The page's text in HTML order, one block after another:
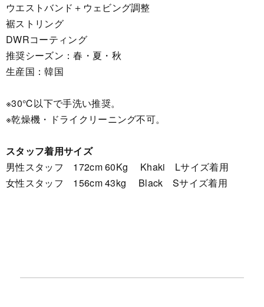
ウエストバンド＋ウェビング調整
裾ストリング
DWRコーティング
推奨シーズン：春・夏・秋
生産国：韓国
※30℃以下で手洗い推奨。
※乾燥機・ドライクリーニング不可。
スタッフ着用サイズ
男性スタッフ 172cm 60Kg Khaki Lサイズ着用
女性スタッフ 156cm 43kg Black Sサイズ着用